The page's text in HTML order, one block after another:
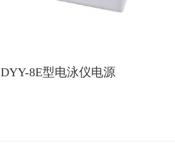
DYY-8E型电泳仪电源